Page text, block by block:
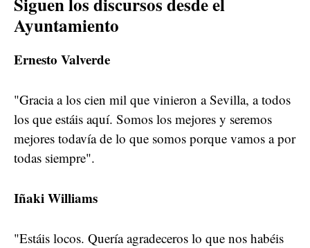
Ayuntamiento
Ernesto Valverde
"Gracia a los cien mil que vinieron a Sevilla, a todos
los que estáis aquí. Somos los mejores y seremos
mejores todavía de lo que somos porque vamos a por
todas siempre".
Iñaki Williams
"Estáis locos. Quería agradeceros lo que nos habéis